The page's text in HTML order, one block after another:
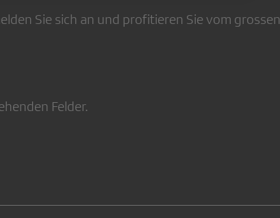
Sie sich an und profitieren Sie vom grossen
Felder.